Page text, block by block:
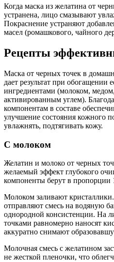
Когда маска из желатина от
устранена, лицо смазывают
Покраснение устраняют
масел (ромашкового, чайного
Рецепты
Маска от черных точек в
дает результат при обогащении
ингредиентами (молоком,
активированным углем).
компонентам в составе
улучшение состояния кожного
увлажнять, подтягивать кожу.
С молоком
Желатин и молоко от черных
желаемый эффект глубокого
компоненты берут в пропорции
Молоком заливают
отправляют смесь на водяную
однородной консистенции. На
точками равномерно наносят
аккуратно снимают
Молочная смесь с желатином
не жесткой пленочки, что